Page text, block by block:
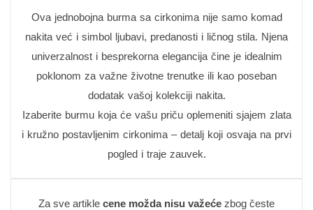
Ova jednobojna burma sa cirkonima nije samo komad
nakita već i simbol ljubavi, predanosti i ličnog stila. Njena
univerzalnost i besprekorna elegancija čine je idealnim
poklonom za važne životne trenutke ili kao poseban
dodatak vašoj kolekciji nakita.
Izaberite burmu koja će vašu priču oplemeniti sjajem zlata
i kružno postavljenim cirkonima – detalj koji osvaja na prvi
pogled i traje zauvek.
Za sve artikle cene možda nisu važeće zbog česte